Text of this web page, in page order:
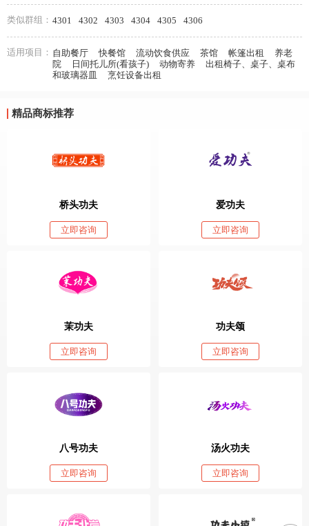
类似群组： 4301 4302 4303 4304 4305 4306
适用项目： 自助餐厅 快餐馆 流动饮食供应 茶馆 帐篷出租
养老
院
日间托儿所(看孩子) 动物寄养
出租椅子、桌子、桌布
和玻璃器皿
烹饪设备出租
精品商标推荐
桥头功夫
立即咨询
爱功夫
立即咨询
茉功夫
立即咨询
功夫颂
立即咨询
八号功夫
立即咨询
汤火功夫
立即咨询